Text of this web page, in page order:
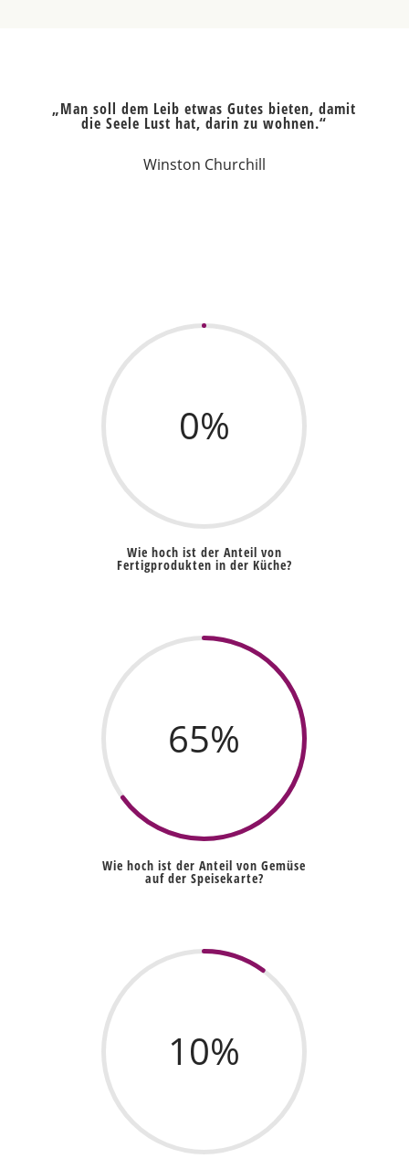
„Man soll dem Leib etwas Gutes bieten, damit
die Seele Lust hat, darin zu wohnen.“
Winston Churchill
0%
Wie hoch ist der Anteil von
Fertigprodukten in der Küche?
65%
Wie hoch ist der Anteil von Gemüse
auf der Speisekarte?
10%